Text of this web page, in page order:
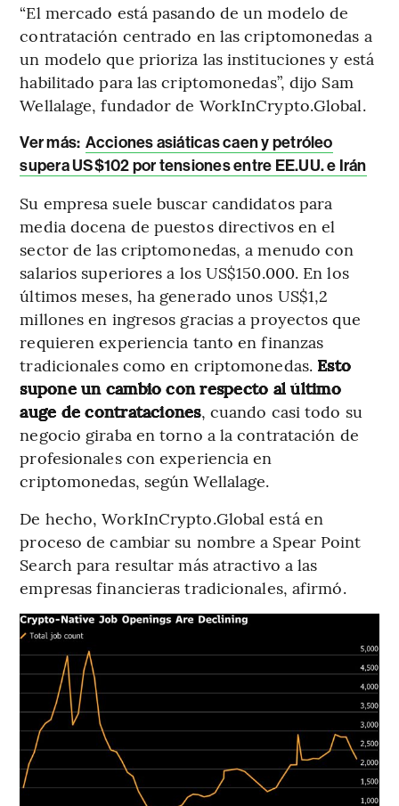
“El mercado está pasando de un modelo de
contratación centrado en las criptomonedas a
un modelo que prioriza las instituciones y está
habilitado para las criptomonedas”, dijo Sam
Wellalage, fundador de WorkInCrypto.Global.
Ver más: Acciones asiáticas caen y petróleo
supera US$102 por tensiones entre EE.UU. e Irán
Su empresa suele buscar candidatos para
media docena de puestos directivos en el
sector de las criptomonedas, a menudo con
salarios superiores a los US$150.000. En los
últimos meses, ha generado unos US$1,2
millones en ingresos gracias a proyectos que
requieren experiencia tanto en finanzas
tradicionales como en criptomonedas. Esto
supone un cambio con respecto al último
auge de contrataciones, cuando casi todo su
negocio giraba en torno a la contratación de
profesionales con experiencia en
criptomonedas, según Wellalage.
De hecho, WorkInCrypto.Global está en
proceso de cambiar su nombre a Spear Point
Search para resultar más atractivo a las
empresas financieras tradicionales, afirmó.